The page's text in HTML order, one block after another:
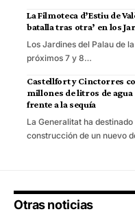
La Filmoteca d’Estiu de
batalla tras otra’ en los
Los Jardines del Palau de
próximos 7 y 8…
Castellfort y Cinctorres
millones de litros de
frente a la sequía
La Generalitat ha
construcción de un nuevo
Otras noticias